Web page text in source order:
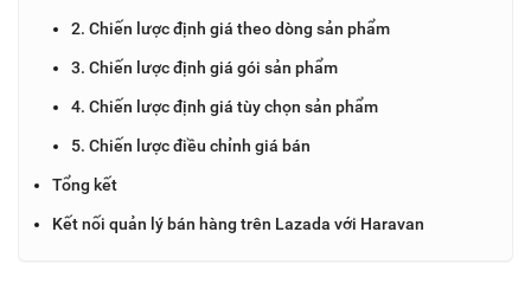
2. Chiến lược định giá theo dòng sản phẩm
3. Chiến lược định giá gói sản phẩm
4. Chiến lược định giá tùy chọn sản phẩm
5. Chiến lược điều chỉnh giá bán
Tổng kết
Kết nối quản lý bán hàng trên Lazada với Haravan